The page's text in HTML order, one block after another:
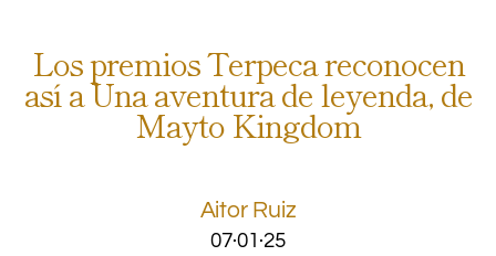
Los premios Terpeca reconocen
así a Una aventura de leyenda, de
Mayto Kingdom
Aitor Ruiz
07·01·25